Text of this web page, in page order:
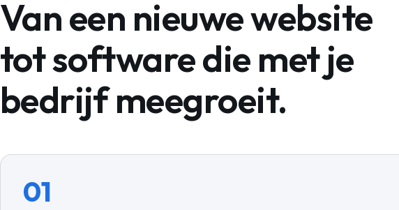
Van een nieuwe website
tot software die met je
bedrijf meegroeit.
01